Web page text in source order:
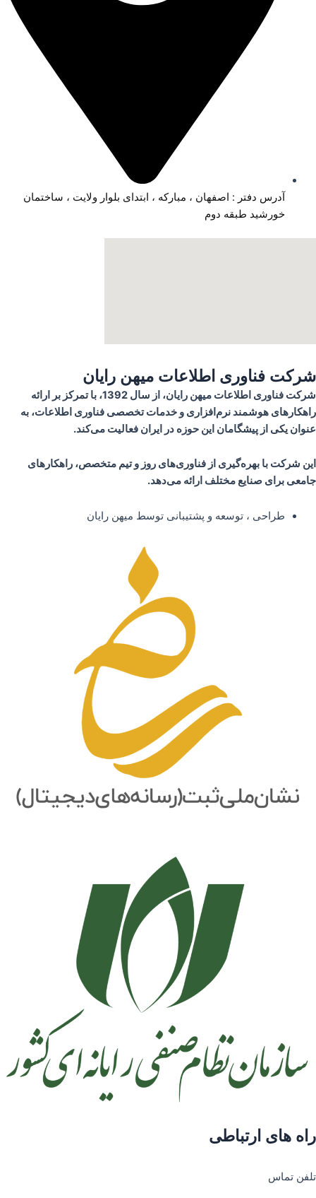
آدرس دفتر : اصفهان ، مبارکه ، ابتدای بلوار ولایت ، ساختمان
خورشید طبقه دوم
شرکت فناوری اطلاعات میهن رایان
شرکت فناوری اطلاعات میهن رایان، از سال 1392، با تمرکز بر ارائه
راهکارهای هوشمند نرم‌افزاری و خدمات تخصصی فناوری اطلاعات، به
عنوان یکی از پیشگامان این حوزه در ایران فعالیت می‌کند.
این شرکت با بهره‌گیری از فناوری‌های روز و تیم متخصص، راهکارهای
جامعی برای صنایع مختلف ارائه می‌دهد.
طراحی ، توسعه و پشتیبانی توسط میهن رایان
راه های ارتباطی
تلفن تماس